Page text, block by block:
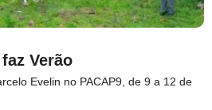
Verão
Evelin no PACAP9, de 9 a 12 de